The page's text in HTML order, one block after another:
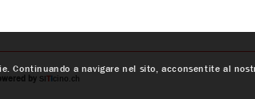
by SITIcino.ch
Continuando a navigare nel sito, acconsentite al